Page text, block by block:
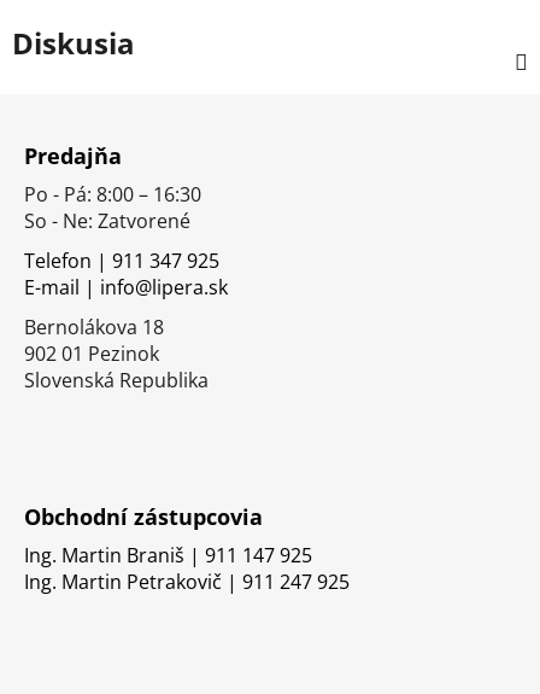
Diskusia
Predajňa
Po - Pá: 8:00 – 16:30
So - Ne: Zatvorené
Telefon | 911 347 925
E-mail | info@lipera.sk
Bernolákova 18
902 01 Pezinok
Slovenská Republika
Obchodní zástupcovia
Ing. Martin Braniš | 911 147 925
Ing. Martin Petrakovič | 911 247 925